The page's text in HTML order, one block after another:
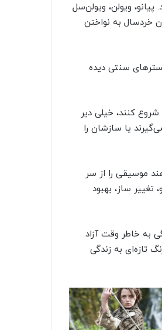
ویولن، ویولن‌سل
خردسال به نواختن
سنتی دیده
کنند، خیلی دیر
یا سازشان را
موسیقی را از سر
تغییر ساز، بهبود
به خاطر وقت آزاد
تازه‌ای به زندگی